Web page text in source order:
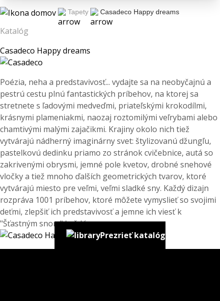
Tapety Casadeco Happy dreams
Katalóg
Casadeco Happy dreams
Poézia, neha a predstavivosť... vydajte sa na neobyčajnú a
pestrú cestu plnú fantastických príbehov, na ktorej sa
stretnete s ľadovými medveďmi, priateľskými krokodílmi,
krásnymi plameniakmi, naozaj roztomilými veľrybami alebo
chamtivými malými zajačikmi. Krajiny okolo nich tiež
vytvárajú nádherný imaginárny svet: štylizovanú džungľu,
pastelkovú dedinku priamo zo stránok cvičebnice, autá so
zakrivenými obrysmi, jemné pole kvetov, drobné snehové
vločky a tiež mnoho ďalších geometrických tvarov, ktoré
vytvárajú miesto pre veľmi, veľmi sladké sny. Každý dizajn
rozpráva 1001 príbehov, ktoré môžete vymyslieť so svojimi
deťmi, zlepšiť ich predstavivosť a jemne ich viesť k
"Šťastným snom" každú noc.
Prezrieť katalóg